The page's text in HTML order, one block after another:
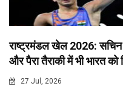
राष्ट्रमंडल खेल 2026: सचिन
और पैरा तैराकी में भी भारत
27 Jul, 2026